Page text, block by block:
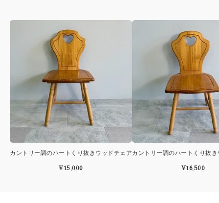
カントリー調のハートくり抜きウッドチェア
¥15,000
カントリー調のハートくり抜
¥16,500